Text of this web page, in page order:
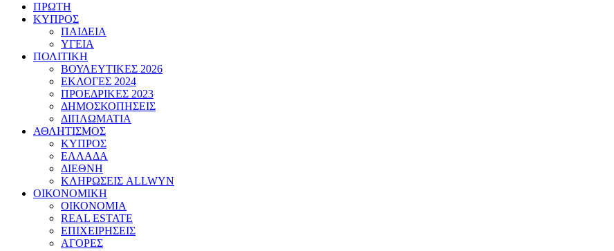
ΠΡΩΤΗ
ΚΥΠΡΟΣ
ΠΑΙΔΕΙΑ
ΥΓΕΙΑ
ΠΟΛΙΤΙΚΗ
ΒΟΥΛΕΥΤΙΚΕΣ 2026
ΕΚΛΟΓΕΣ 2024
ΠΡΟΕΔΡΙΚΕΣ 2023
ΔΗΜΟΣΚΟΠΗΣΕΙΣ
ΔΙΠΛΩΜΑΤΙΑ
ΑΘΛΗΤΙΣΜΟΣ
ΚΥΠΡΟΣ
ΕΛΛΑΔΑ
ΔΙΕΘΝΗ
ΚΛΗΡΩΣΕΙΣ ALLWYN
ΟΙΚΟΝΟΜΙΚΗ
ΟΙΚΟΝΟΜΙΑ
REAL ESTATE
ΕΠΙΧΕΙΡΗΣΕΙΣ
ΑΓΟΡΕΣ